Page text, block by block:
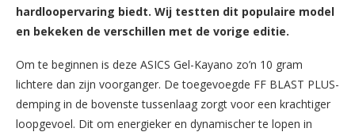
hardloopervaring biedt. Wij testten dit populaire model
en bekeken de verschillen met de vorige editie.
Om te beginnen is deze ASICS Gel-Kayano zo’n 10 gram
lichtere dan zijn voorganger. De toegevoegde FF BLAST PLUS-
demping in de bovenste tussenlaag zorgt voor een krachtiger
loopgevoel. Dit om energieker en dynamischer te lopen in